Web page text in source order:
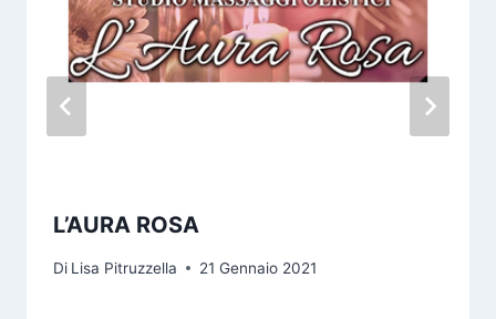
L’AURA ROSA
Di Lisa Pitruzzella 21 Gennaio 2021